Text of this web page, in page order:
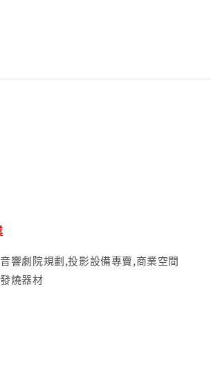
響劇院規劃,投影設備專賣,商業空間
燒器材